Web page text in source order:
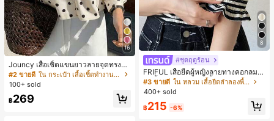
16
Jouncy เสื้อเชิ้ตแขนยาวลายจุดทรงหล
วมสำหรับผู้หญิง
#2 ขายดี
ใน กระเป๋า เสื้อเชิ้ตทำงานมีกระเป๋า
100+ sold
฿269
8
#ชุดฤดูร้อน
FRIFUL เสื้อยืดผู้หญิงลายทางคอกลมแ
ขนสั้นปลายแขนพับ เสื้อยืดกราฟิกฤดูร้
อน
#3 ขายดี
ใน หลวม เสื้อยืดลำลองพื้นฐาน
400+ sold
฿215 -6%